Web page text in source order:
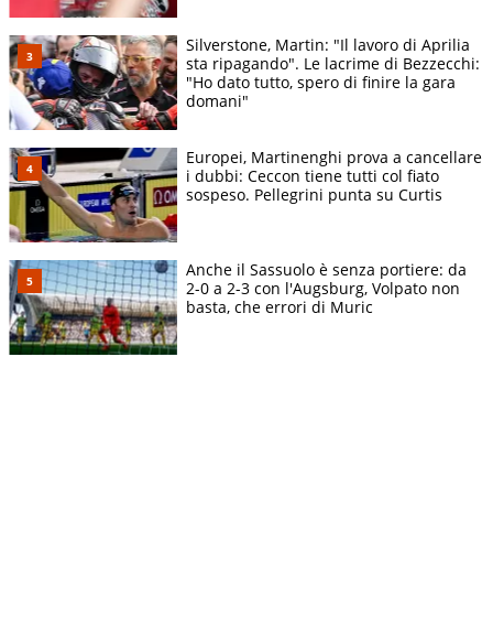
Silverstone, Martin: "Il lavoro di Aprilia
sta ripagando". Le lacrime di Bezzecchi:
"Ho dato tutto, spero di finire la gara
domani"
Europei, Martinenghi prova a cancellare
i dubbi: Ceccon tiene tutti col fiato
sospeso. Pellegrini punta su Curtis
Anche il Sassuolo è senza portiere: da
2-0 a 2-3 con l'Augsburg, Volpato non
basta, che errori di Muric